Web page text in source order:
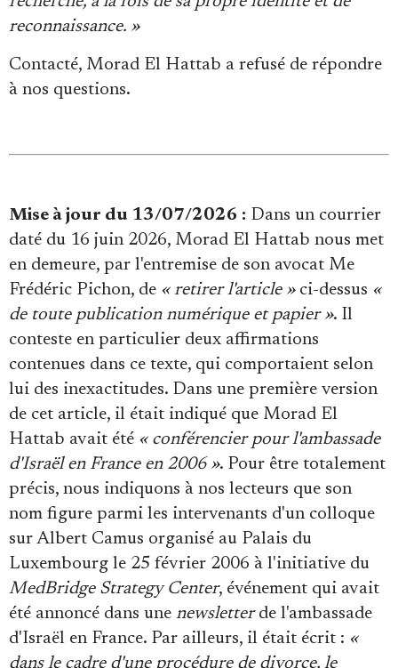
reconnaissance. »
Contacté, Morad El Hattab a refusé de répondre
à nos questions.
Mise à jour du 13/07/2026 : Dans un courrier
daté du 16 juin 2026, Morad El Hattab nous met
en demeure, par l'entremise de son avocat Me
Frédéric Pichon, de « retirer l'article »ci-dessus «
de toute publication numérique et papier ». Il
conteste en particulier deux affirmations
contenues dans ce texte, qui comportaient selon
lui des inexactitudes. Dans une première version
de cet article, il était indiqué que Morad El
Hattab avait été « conférencier pour l'ambassade
d'Israël en France en 2006 ». Pour être totalement
précis, nous indiquons à nos lecteurs que son
nom figure parmi les intervenants d'un colloque
sur Albert Camus organisé au Palais du
Luxembourg le 25 février 2006 à l'initiative du
MedBridge Strategy Center, événement qui avait
été annoncé dans une newsletterde l'ambassade
d'Israël en France. Par ailleurs, il était écrit : «
dans le cadre d'une procédure de divorce, le